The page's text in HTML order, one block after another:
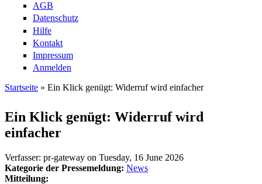
AGB
Datenschutz
Hilfe
Kontakt
Impressum
Anmelden
Startseite » Ein Klick genügt: Widerruf wird einfacher
Ein Klick genügt: Widerruf wird
einfacher
Verfasser: pr-gateway on Tuesday, 16 June 2026
Kategorie der Pressemeldung: News
Mitteilung: